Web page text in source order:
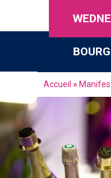
Accueil »